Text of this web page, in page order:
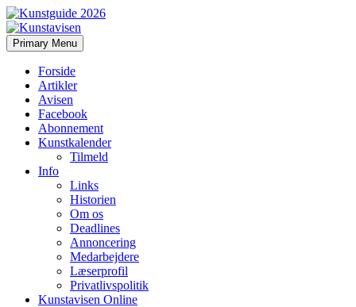
Kunstavisen
Search
Primary Menu Skip
to
Forside
Artikler
Avisen
Facebook
Abonnement
Kunstkalender
Tilmeld
Info
Links
Historien
Om os
Deadlines
Annoncering
Medarbejdere
Læserprofil
Privatlivspolitik
Kunstavisen Online